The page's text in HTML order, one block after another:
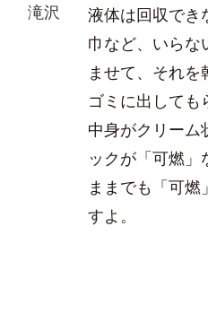
滝沢
液体は回収でき
巾など、いらな
ませて、それを
ゴミに出しても
中身がクリーム
ックが「可燃」
ままでも「可
すよ。